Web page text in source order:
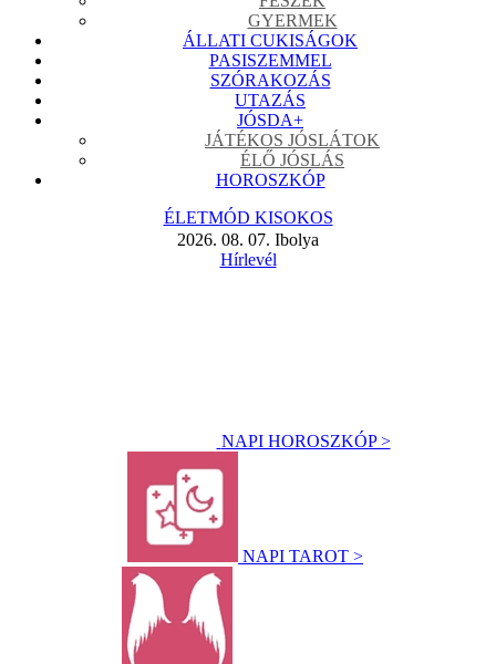
GYERMEK
ÁLLATI CUKISÁGOK
PASISZEMMEL
SZÓRAKOZÁS
UTAZÁS
JÓSDA+
JÁTÉKOS JÓSLÁTOK
ÉLŐ JÓSLÁS
HOROSZKÓP
ÉLETMÓD KISOKOS
2026. 08. 07. Ibolya
Hírlevél
NAPI HOROSZKÓP >
NAPI TAROT >